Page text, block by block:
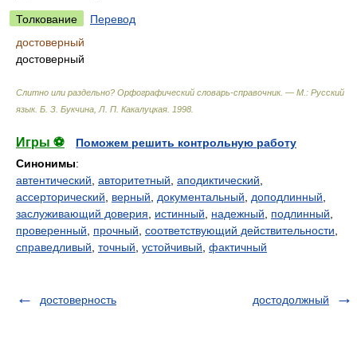
Толкование
Перевод
достоверный
достоверный
Слитно или раздельно? Орфографический словарь-справочник. — М.: Русский
язык. Б. З. Букчина, Л. П. Какалуцкая 1998
Игры ⚽
Поможем решить контрольную работу
Синонимы:
автентический авторитетный аподиктический
ассерторический
верный документальный доподлинный
заслуживающий доверия
истинный надежный подлинный
проверенный
прочный соответствующий действительности
справедливый точный устойчивый фактичный
достоверность достодолжный